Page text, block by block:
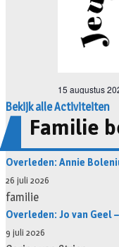
Bekijk alle Activiteiten
Familie
Overleden: Annie
26 juli 2026
familie
Overleden: Jo van Geel
9 juli 2026